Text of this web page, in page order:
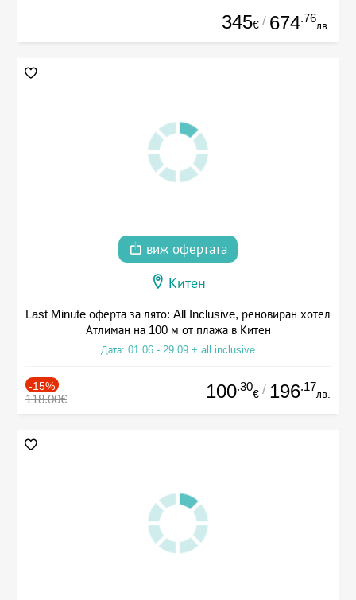
345€ / 674.76
лв.
виж офертата
Китен
Last Minute оферта за лято: All Inclusive, реновиран хотел
Атлиман на 100 м от плажа в Китен
Дата: 01.06 - 29.09 + all inclusive
-15%
118.00€ 100.30
€ / 196.17
лв.